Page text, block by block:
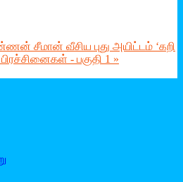
சீமான் வீசிய புது அயிட்டம் ‘கறி
- பகுதி 1 »